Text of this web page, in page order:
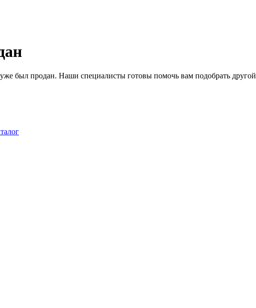
был продан. Наши специалисты готовы помочь вам подобрать